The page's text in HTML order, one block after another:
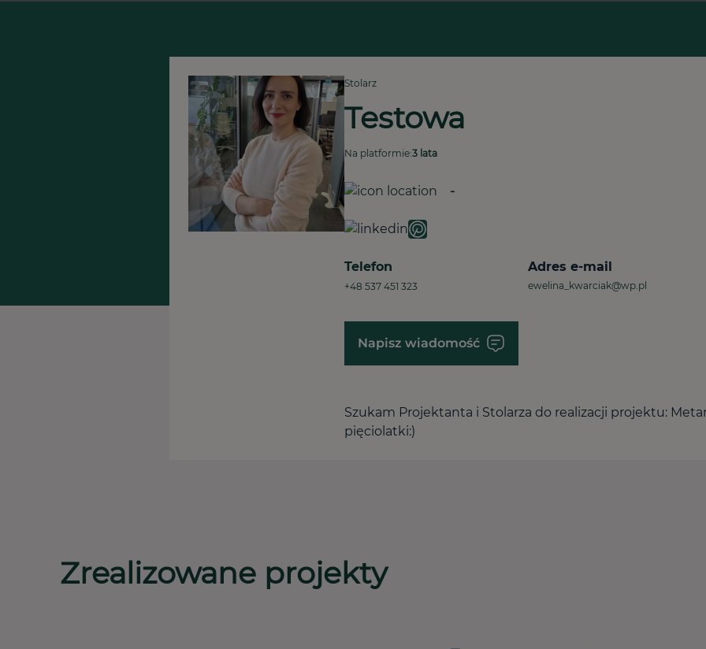
Stolarz
Testowa
Na platformie:3 lata
-
Telefon
+48 537 451 323
Adres e-mail
ewelina_kwarciak@wp.pl
Napisz wiadomość
Szukam Projektanta i Stolarza do realizacji projektu:
pięciolatki:)
Zrealizowane projekty